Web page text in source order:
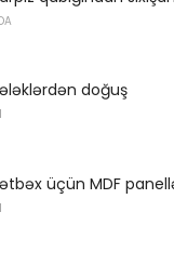
doğuş
üçün MDF